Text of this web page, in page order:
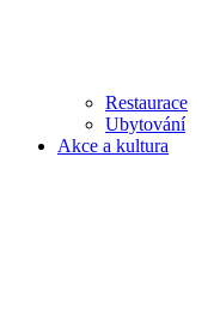
Restaurace
Ubytování
Akce a kultura